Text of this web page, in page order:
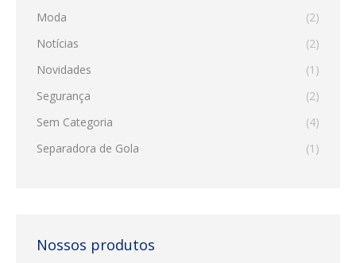
Moda
(2)
Notícias
(2)
Novidades
(1)
Segurança
(2)
Sem Categoria
(4)
Separadora de Gola
(1)
Nossos produtos